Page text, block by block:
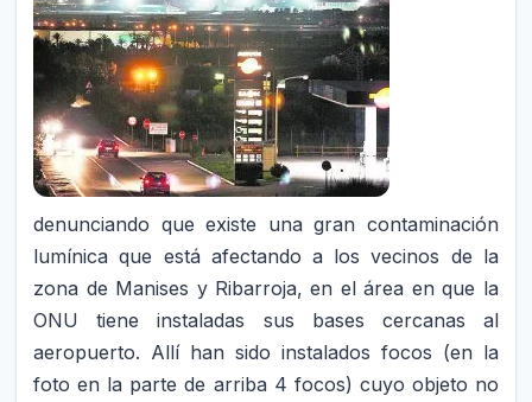
denunciando que existe una gran contaminación
lumínica que está afectando a los vecinos de la
zona de Manises y Ribarroja, en el área en que la
ONU tiene instaladas sus bases cercanas al
aeropuerto. Allí han sido instalados focos (en la
foto en la parte de arriba 4 focos) cuyo objeto no